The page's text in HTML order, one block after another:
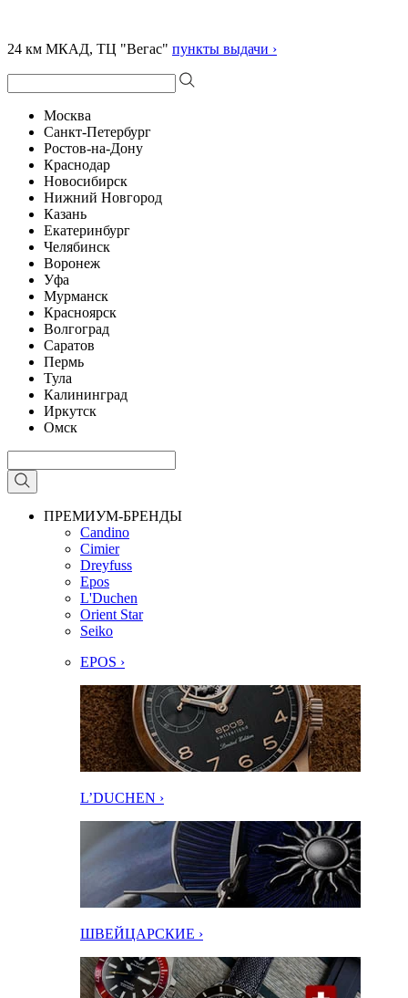
24 км МКАД, ТЦ "Вегас" пункты выдачи ›
Москва
Санкт-Петербург
Ростов-на-Дону
Краснодар
Новосибирск
Нижний Новгород
Казань
Екатеринбург
Челябинск
Воронеж
Уфа
Мурманск
Красноярск
Волгоград
Саратов
Пермь
Тула
Калининград
Иркутск
Омск
ПРЕМИУМ-БРЕНДЫ
Candino
Cimier
Dreyfuss
Epos
L'Duchen
Orient Star
Seiko
EPOS ›
L’DUCHEN ›
ШВЕЙЦАРСКИЕ ›